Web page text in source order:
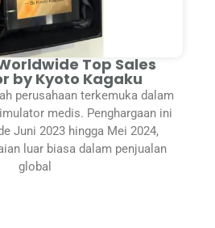
Top Sales
by Kyoto Kagaku
perusahaan terkemuka dalam
medis. Penghargaan ini
Juni 2023 hingga Mei 2024,
luar biasa dalam penjualan
global